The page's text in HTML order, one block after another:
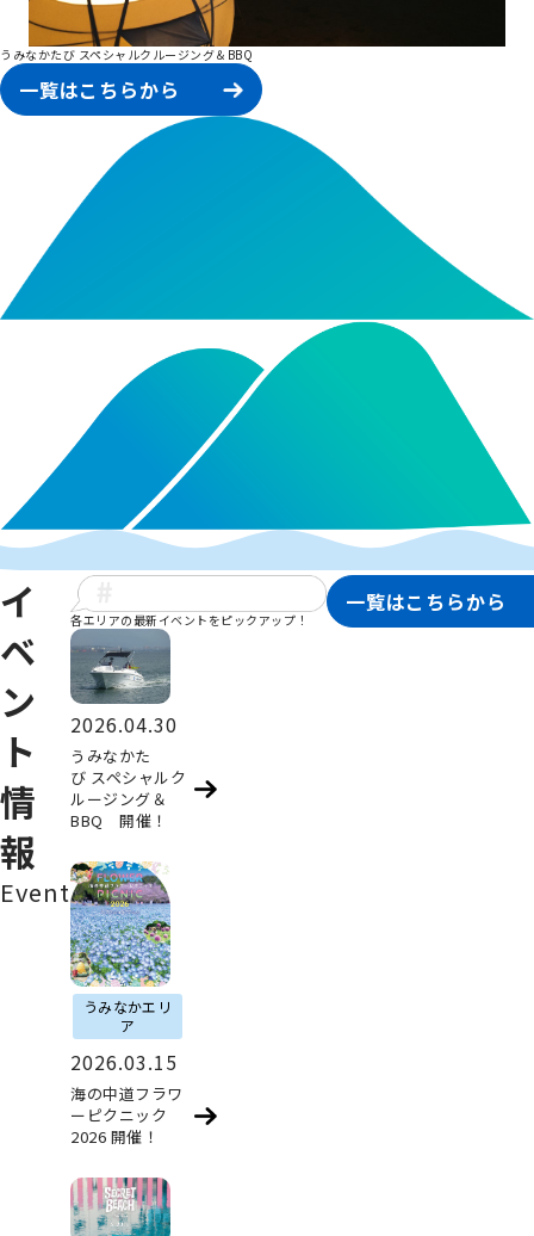
うみなかたび スペシャルクルージング＆BBQ
一覧はこちらから
イ
ベ
ン
ト
情
報
Event
各エリアの最新イベントをピックアップ！
2026.04.30
うみなかた
び スペシャルク
ルージング＆
BBQ 開催！
うみなかエリ
ア
2026.03.15
海の中道フラワ
ーピクニック
2026 開催！
一覧はこちらから